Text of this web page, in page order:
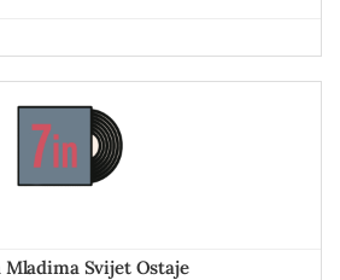
Svijet Ostaje